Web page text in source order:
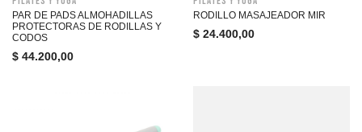
PAR DE PADS ALMOHADILLAS
PROTECTORAS DE RODILLAS Y
CODOS
$ 44.200,00
RODILLO MASAJEADOR MIR
$ 24.400,00